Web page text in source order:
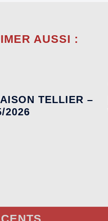
AUSSI :
TELLIER –
2026